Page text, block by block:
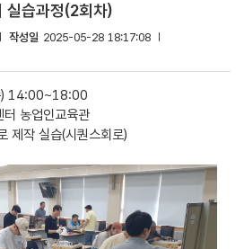
실습과정(2회차)
작성일 2025-05-28 18:17:08
) 14:00~18:00
터 농업인교육관
제작 실습(시퀀스회로)